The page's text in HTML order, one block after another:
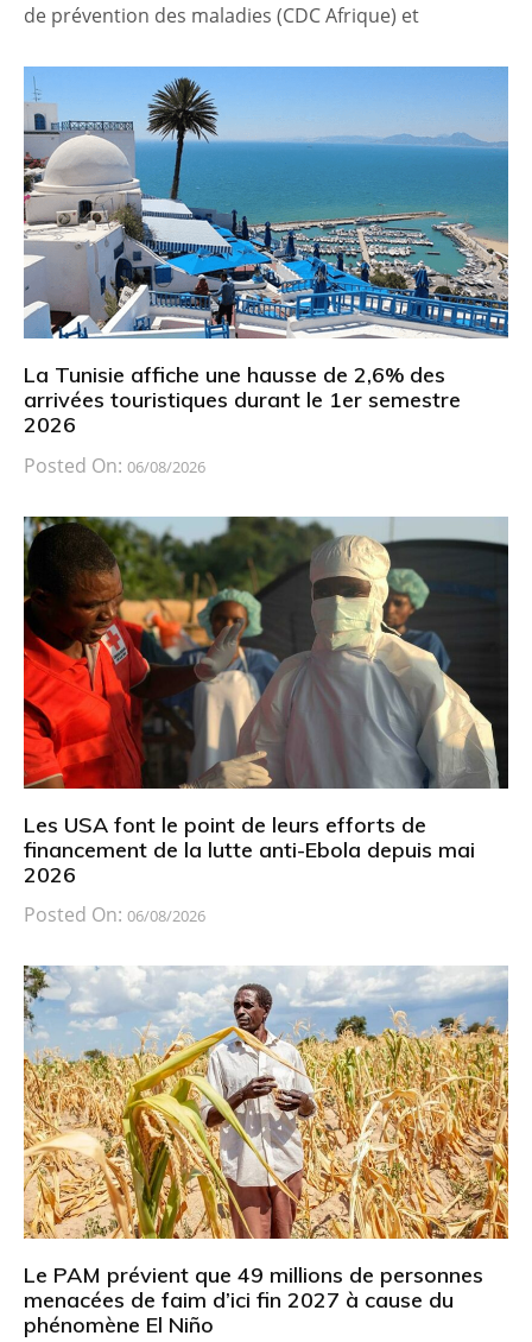
de prévention des maladies (CDC Afrique) et
La Tunisie affiche une hausse de 2,6% des
arrivées touristiques durant le 1er semestre
2026
Posted On: 06/08/2026
Les USA font le point de leurs efforts de
financement de la lutte anti-Ebola depuis mai
2026
Posted On: 06/08/2026
Le PAM prévient que 49 millions de personnes
menacées de faim d’ici fin 2027 à cause du
phénomène El Niño